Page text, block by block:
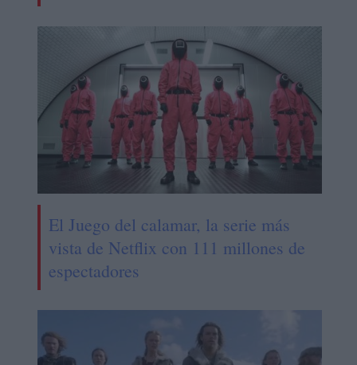
El Juego del calamar, la serie más
vista de Netflix con 111 millones de
espectadores